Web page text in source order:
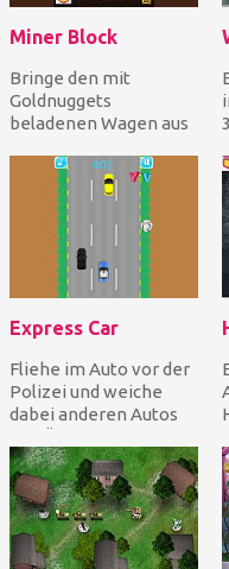
Miner Block
Bringe den mit
Goldnuggets
beladenen Wagen aus
Steinhaufen aus dem
Weg schieb...
Express Car
Fliehe im Auto vor der
Polizei und weiche
dabei anderen Autos
Straße aus!